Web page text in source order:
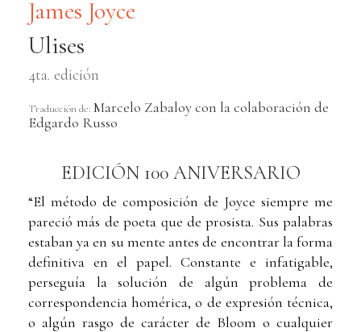
James Joyce
Ulises
4ta. edición
Traducción de: Marcelo Zabaloy con la colaboración de
Edgardo Russo
EDICIÓN 100 ANIVERSARIO
“El método de composición de Joyce siempre me
pareció más de poeta que de prosista. Sus palabras
estaban ya en su mente antes de encontrar la forma
definitiva en el papel. Constante e infatigable,
perseguía la solución de algún problema de
correspondencia homérica, o de expresión técnica,
o algún rasgo de carácter de Bloom o cualquier